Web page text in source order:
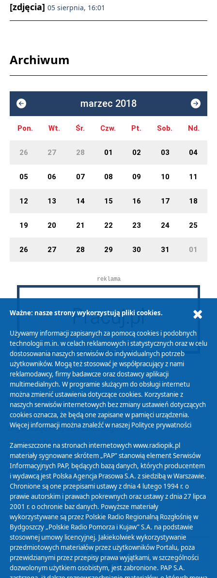
[zdjęcia] 05 sierpnia, 16:01
Archiwum
marzec 2018
Pon. Wt. Śr. Czw. Pt. Sob. Nd.
26 27 28 01 02 03 04
05 06 07 08 09 10 11
12 13 14 15 16 17 18
19 20 21 22 23 24 25
26 27 28 29 30 31 01
reklama
Polityka Prywatności
Zasady korzystania z Serwisu
Organizacje Pożytku Publicznego
Cyfryzacja DAB+
Polityka ochrony danych osobowych
Abonament
Zamówienia publiczne
Biuletyn Informacji Publicznej
Ważne: nasze strony wykorzystują pliki cookies.
Używamy informacji zapisanych za pomocą cookies i podobnych
technologii m.in. w celach reklamowych i statystycznych oraz w celu
dostosowania naszych serwisów do indywidualnych potrzeb
użytkowników. Mogą też stosować je współpracujący z nami
reklamodawcy, firmy badawcze oraz dostawcy aplikacji
multimedialnych. W programie służącym do obsługi internetu
można zmienić ustawienia dotyczące cookies. Korzystanie z
naszych serwisów internetowych bez zmiany ustawień dotyczących
cookies oznacza, że będą one zapisane w pamięci urządzenia.
Więcej informacji można znaleźć w naszej Polityce prywatności
Zamieszczone na stronach internetowych www.radiopik.pl
materiały sygnowane skrótem „PAP” stanowią element Serwisów
Informacyjnych PAP, będących bazą danych, których producentem
i wydawcą jest Polska Agencja Prasowa S.A. z siedzibą w Warszawie.
Chronione są one przepisami ustawy z dnia 4 lutego 1994 r. o
prawie autorskim i prawach pokrewnych oraz ustawy z dnia 27 lipca
2001 r. o ochronie baz danych. Powyższe materiały
wykorzystywane są przez Polskie Radio Regionalną Rozgłośnię w
Bydgoszczy „Polskie Radio Pomorza i Kujaw” S.A. na podstawie
stosownej umowy licencyjnej. Jakiekolwiek wykorzystywanie
przedmiotowych materiałów przez użytkowników Portalu, poza
przewidzianymi przez przepisy prawa wyjątkami, w szczególności
dozwolonym użytkiem osobistym, jest zabronione. PAP S.A.